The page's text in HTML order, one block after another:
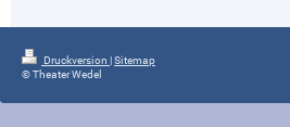
Druckversion |Sitemap
© Theater Wedel